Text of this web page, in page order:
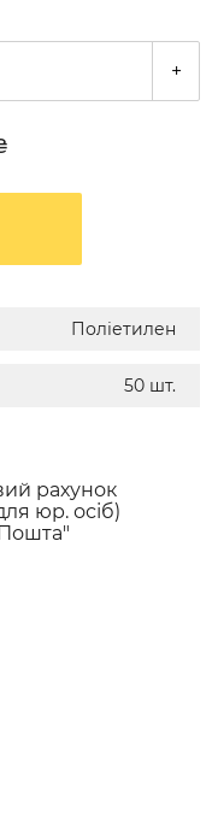
+
Поліетилен
50 шт.
рахунок
юр. осіб)